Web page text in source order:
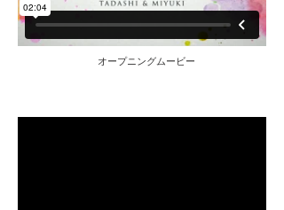
オープニングムービー